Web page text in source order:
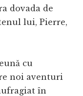
dovada de
lui, Pierre,
cu
noi aventuri
în